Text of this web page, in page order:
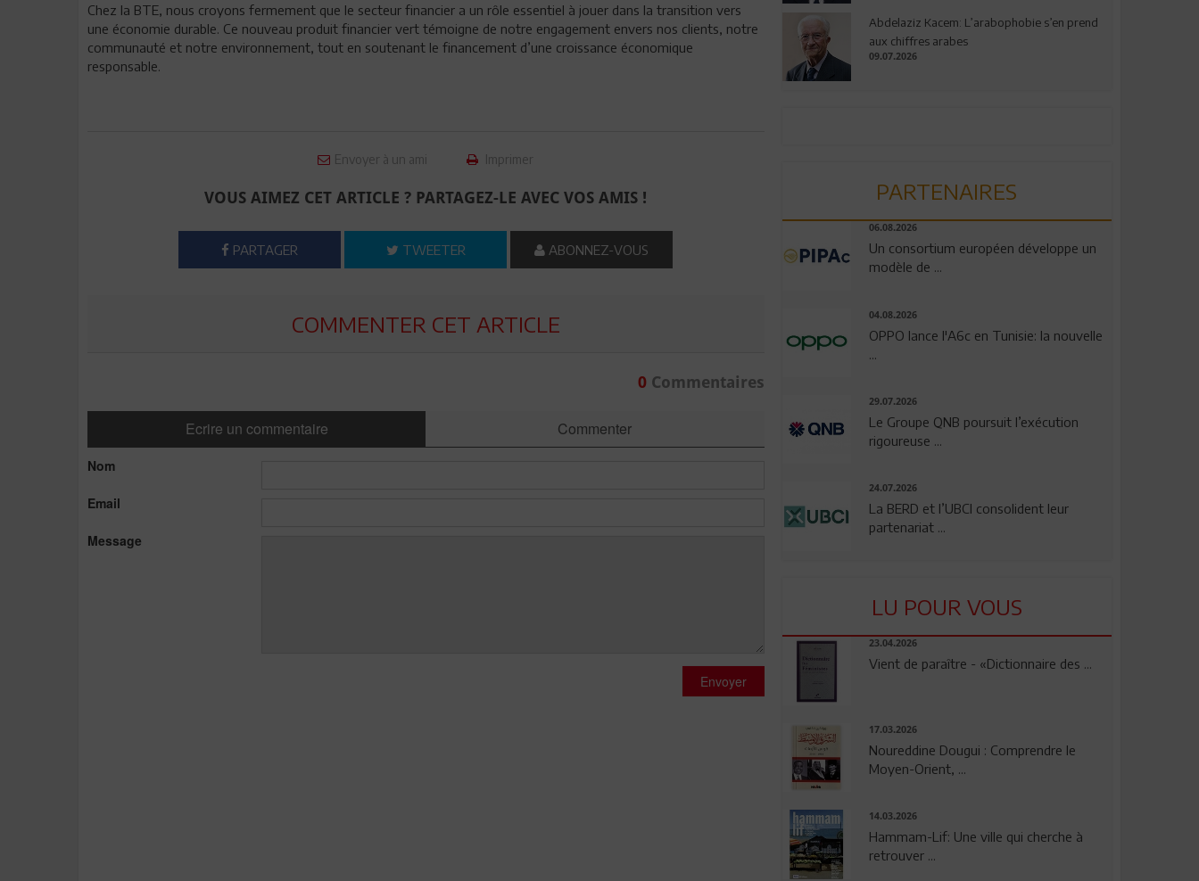
Chez la BTE, nous croyons fermement que le secteur financier a un rôle essentiel à jouer dans la transition vers
une économie durable. Ce nouveau produit financier vert témoigne de notre engagement envers nos clients, notre
communauté et notre environnement, tout en soutenant le financement d’une croissance économique
responsable.
Envoyer à un ami Imprimer
VOUS AIMEZ CET ARTICLE ? PARTAGEZ-LE AVEC VOS AMIS !
PARTAGER TWEETER ABONNEZ-VOUS
COMMENTER CET ARTICLE
0Commentaires
Ecrire un commentaire Commenter
Nom
Email
Message
Envoyer
Abdelaziz Kacem: L’arabophobie s’en prend
aux chiffres arabes
09.07.2026
PARTENAIRES
06.08.2026
Un consortium européen développe un
modèle de ...
04.08.2026
OPPO lance l'A6c en Tunisie: la nouvelle
...
29.07.2026
Le Groupe QNB poursuit l’exécution
rigoureuse ...
24.07.2026
La BERD et l’UBCI consolident leur
partenariat ...
LU POUR VOUS
23.04.2026
Vient de paraître - «Dictionnaire des ...
17.03.2026
Noureddine Dougui : Comprendre le
Moyen-Orient, ...
14.03.2026
Hammam-Lif: Une ville qui cherche à
retrouver ...